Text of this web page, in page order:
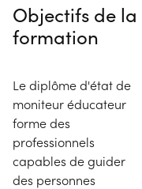
Objectifs de la
formation
Le diplôme d'état de
moniteur éducateur
forme des
professionnels
capables de guider
des personnes